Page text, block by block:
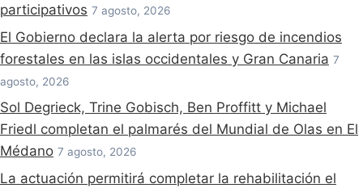
participativos 7 agosto, 2026
El Gobierno declara la alerta por riesgo de incendios
forestales en las islas occidentales y Gran Canaria 7
agosto, 2026
Sol Degrieck, Trine Gobisch, Ben Proffitt y Michael
Friedl completan el palmarés del Mundial de Olas en El
Médano 7 agosto, 2026
La actuación permitirá completar la rehabilitación el